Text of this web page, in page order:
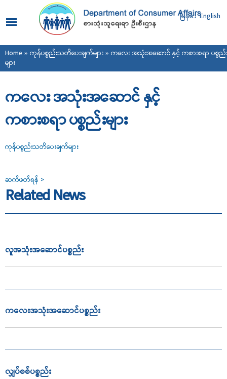
main
content
မြန်မာ English
You are here
Home » ကုန်ပစ္စည်းသတိပေးချက်များ» ကလေး အသုံးအဆောင် နှင့် ကစားစရာ ပစ္စည်
များ
ကလေး အသုံးအဆောင် နှင့်
ကစားစရာ ပစ္စည်းများ
ကုန်ပစ္စည်းသတိပေးချက်များ
ဆက်ဖတ်ရန် >
Related News
လူအသုံးအဆောင်ပစ္စည်း
ကလေးအသုံးအဆောင်ပစ္စည်း
လျှပ်စစ်ပစ္စည်း